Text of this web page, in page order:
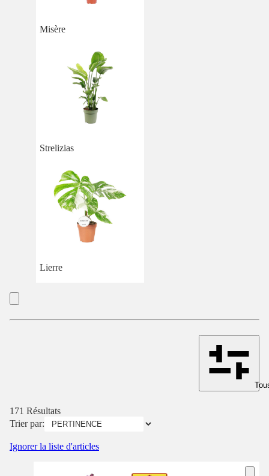
Misère
Strelizias
Lierre
171 Résultats
Trier par:
Ignorer la liste d'articles